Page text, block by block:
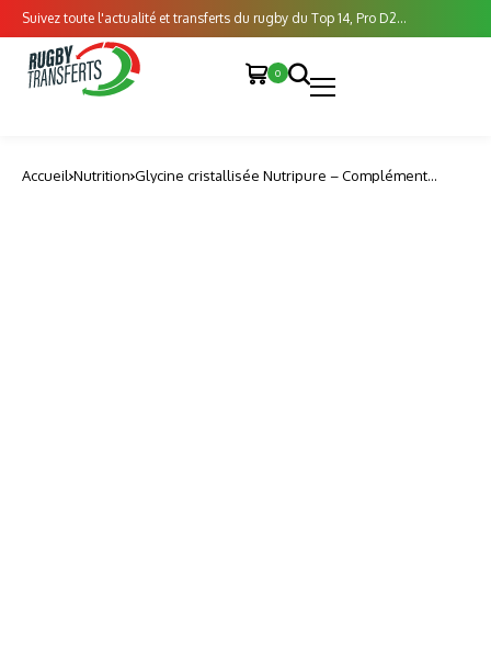
Suivez toute l'actualité et transferts du rugby du Top 14, Pro D2...
0
Accueil Nutrition Glycine cristallisée Nutripure – Complément